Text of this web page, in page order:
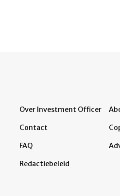
Over Investment Officer
Contact
FAQ
Redactiebeleid